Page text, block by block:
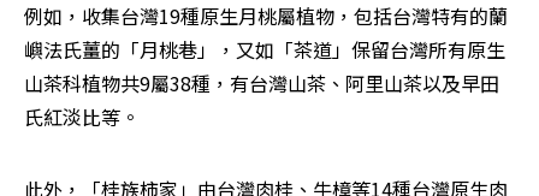
例如，收集台灣19種原生月桃屬植物，包括台灣特有的蘭
嶼法氏薑的「月桃巷」，又如「茶道」保留台灣所有原生
山茶科植物共9屬38種，有台灣山茶、阿里山茶以及早田
氏紅淡比等。
此外，「桂族柿家」由台灣肉桂、牛樟等14種台灣原生肉